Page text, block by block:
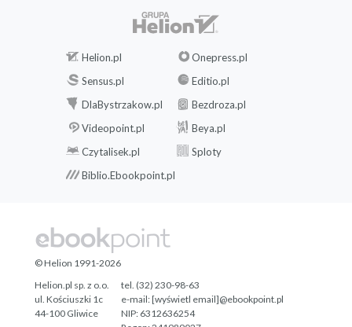
Helion.pl
Onepress.pl
Sensus.pl
Editio.pl
DlaBystrzakow.pl
Bezdroza.pl
Videopoint.pl
Beya.pl
Czytalisek.pl
Sploty
Biblio.Ebookpoint.pl
© Helion 1991-2026
Helion.pl sp. z o.o.
ul. Kościuszki 1c
44-100 Gliwice
tel. (32) 230-98-63
e-mail:[wyświetl email]@ebookpoint.pl
NIP: 6312636254